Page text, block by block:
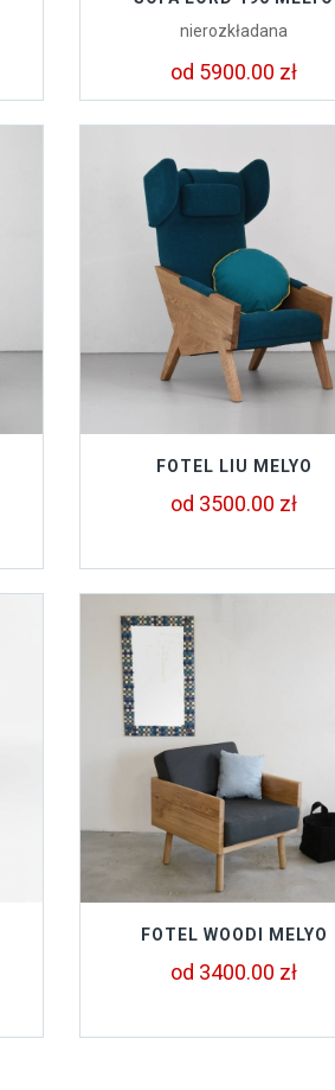
nierozkładana
od 5900.00 zł
FOTEL LIU MELYO
od 3500.00 zł
FOTEL WOODI MELYO
od 3400.00 zł